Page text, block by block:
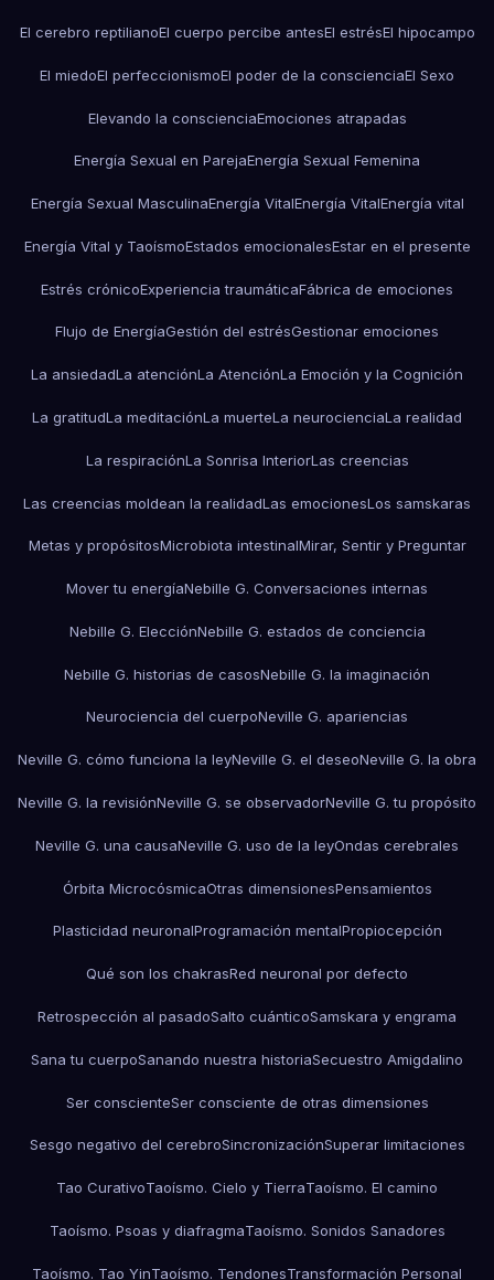
El cerebro reptilianoEl cuerpo percibe antesEl estrésEl hipocampo
El miedoEl perfeccionismoEl poder de la conscienciaEl Sexo
Elevando la conscienciaEmociones atrapadas
Energía Sexual en ParejaEnergía Sexual Femenina
Energía Sexual MasculinaEnergía VitalEnergía VitalEnergía vital
Energía Vital y TaoísmoEstados emocionalesEstar en el presente
Estrés crónicoExperiencia traumáticaFábrica de emociones
Flujo de EnergíaGestión del estrésGestionar emociones
La ansiedadLa atenciónLa AtenciónLa Emoción y la Cognición
La gratitudLa meditaciónLa muerteLa neurocienciaLa realidad
La respiraciónLa Sonrisa InteriorLas creencias
Las creencias moldean la realidadLas emocionesLos samskaras
Metas y propósitosMicrobiota intestinalMirar, Sentir y Preguntar
Mover tu energíaNebille G. Conversaciones internas
Nebille G. ElecciónNebille G. estados de conciencia
Nebille G. historias de casosNebille G. la imaginación
Neurociencia del cuerpoNeville G. apariencias
Neville G. cómo funciona la leyNeville G. el deseoNeville G. la obra
Neville G. la revisiónNeville G. se observadorNeville G. tu propósito
Neville G. una causaNeville G. uso de la leyOndas cerebrales
Órbita MicrocósmicaOtras dimensionesPensamientos
Plasticidad neuronalProgramación mentalPropiocepción
Qué son los chakrasRed neuronal por defecto
Retrospección al pasadoSalto cuánticoSamskara y engrama
Sana tu cuerpoSanando nuestra historiaSecuestro Amigdalino
Ser conscienteSer consciente de otras dimensiones
Sesgo negativo del cerebroSincronizaciónSuperar limitaciones
Tao CurativoTaoísmo. Cielo y TierraTaoísmo. El camino
Taoísmo. Psoas y diafragmaTaoísmo. Sonidos Sanadores
Taoísmo. Tao YinTaoísmo. TendonesTransformación Personal